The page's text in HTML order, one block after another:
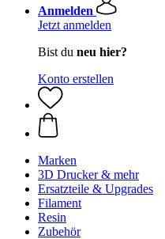
Anmelden
Jetzt anmelden
Bist du neu hier?
Konto erstellen
Marken
3D Drucker & mehr
Ersatzteile & Upgrades
Filament
Resin
Zubehör